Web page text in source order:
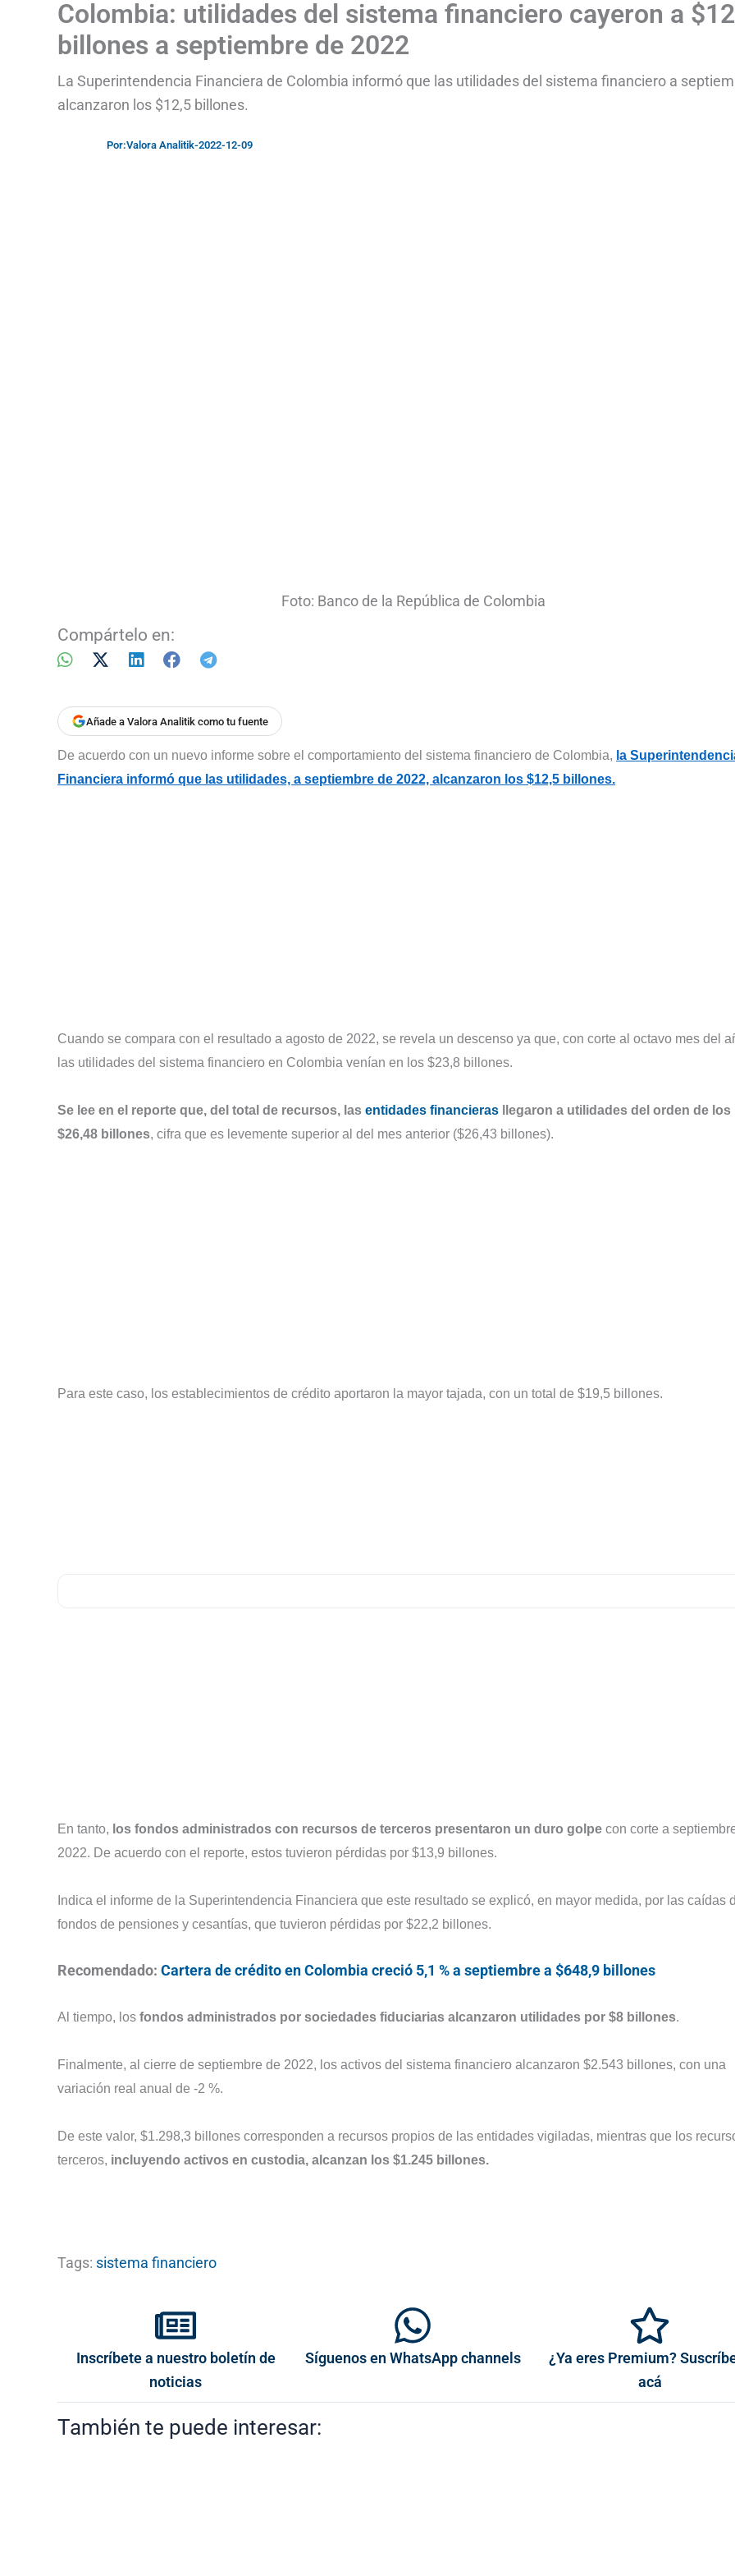
Colombia: utilidades del sistema financiero cayeron a
billones a septiembre de 2022
La Superintendencia Financiera de Colombia informó que las utilidades del sistema financiero a
alcanzaron los $12,5 billones.
Por:Valora Analitik-2022-12-09
Foto: Banco de la República de Colombia
Compártelo en:
Añade a Valora Analitik como tu fuente
De acuerdo con un nuevo informe sobre el comportamiento del sistema financiero de Colombia, la
Financiera informó que las utilidades, a septiembre de 2022, alcanzaron los $12,5 billones.
Cuando se compara con el resultado a agosto de 2022, se revela un descenso ya que, con corte al octavo mes del
las utilidades del sistema financiero en Colombia venían en los $23,8 billones.
Se lee en el reporte que, del total de recursos, las entidades financieras llegaron a utilidades del orden de los
$26,48 billones, cifra que es levemente superior al del mes anterior ($26,43 billones).
Para este caso, los establecimientos de crédito aportaron la mayor tajada, con un total de $19,5 billones.
En tanto, los fondos administrados con recursos de terceros presentaron un duro golpe con corte a
2022. De acuerdo con el reporte, estos tuvieron pérdidas por $13,9 billones.
Indica el informe de la Superintendencia Financiera que este resultado se explicó, en mayor medida, por las caídas
fondos de pensiones y cesantías, que tuvieron pérdidas por $22,2 billones.
Recomendado: Cartera de crédito en Colombia creció 5,1 % a septiembre a $648,9 billones
Al tiempo, los fondos administrados por sociedades fiduciarias alcanzaron utilidades por $8 billones.
Finalmente, al cierre de septiembre de 2022, los activos del sistema financiero alcanzaron $2.543 billones, con una
variación real anual de -2 %.
De este valor, $1.298,3 billones corresponden a recursos propios de las entidades vigiladas, mientras que los
terceros, incluyendo activos en custodia, alcanzan los $1.245 billones.
Tags: sistema financiero
Inscríbete a nuestro boletín de
noticias
Síguenos en WhatsApp channels
¿Ya eres Premium?
acá
También te puede interesar: